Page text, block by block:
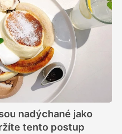
nadýchané jako
tento postup